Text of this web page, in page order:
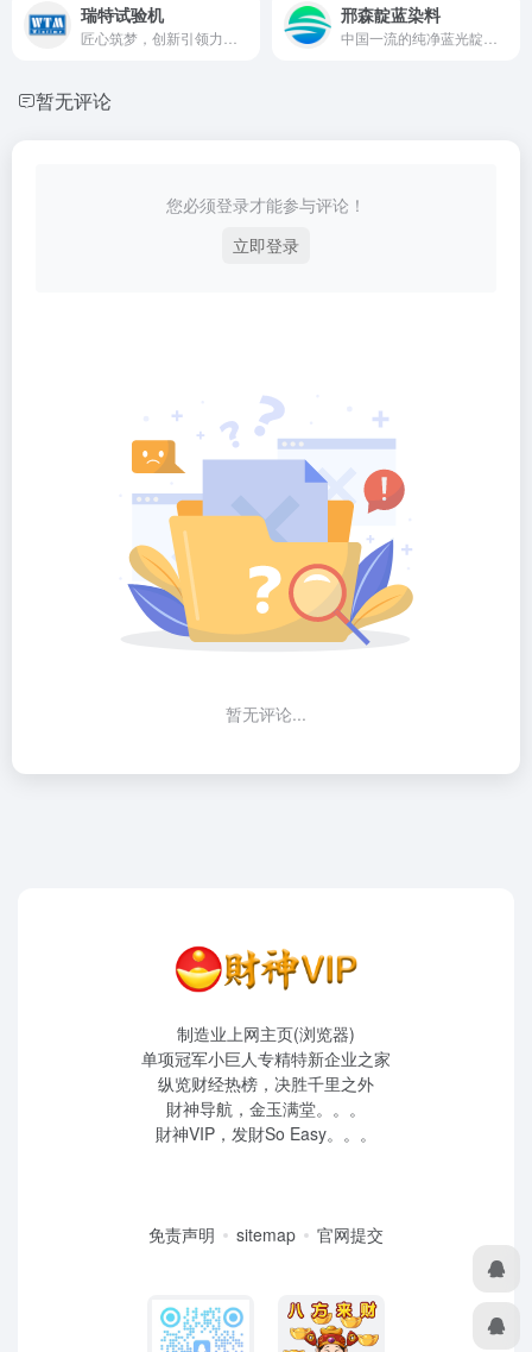
瑞特试验机 邢森靛蓝染料
暂无评论
您必须登录才能参与评论！
立即登录
暂无评论...
制造业上网主页(浏览器)
单项冠军小巨人专精特新企业之家
纵览财经热榜，决胜千里之外
財神导航，金玉满堂。。。
財神VIP，发財So Easy。。。
免责声明 sitemap 官网提交